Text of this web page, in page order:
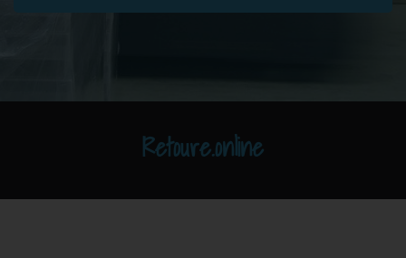
Retoure.online